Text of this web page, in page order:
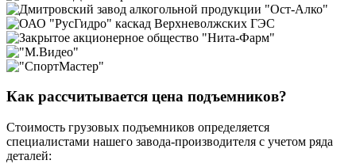
Как рассчитывается цена подъемников?
Стоимость грузовых подъемников определяется
специалистами нашего завода-производителя с учетом ряда
деталей: